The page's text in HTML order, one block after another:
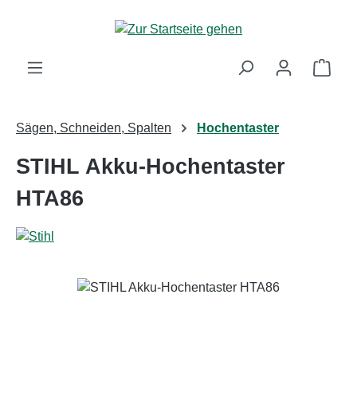
Zum Hauptinhalt springen
Sägen, Schneiden, Spalten Hochentaster
STIHL Akku-Hochentaster
HTA86